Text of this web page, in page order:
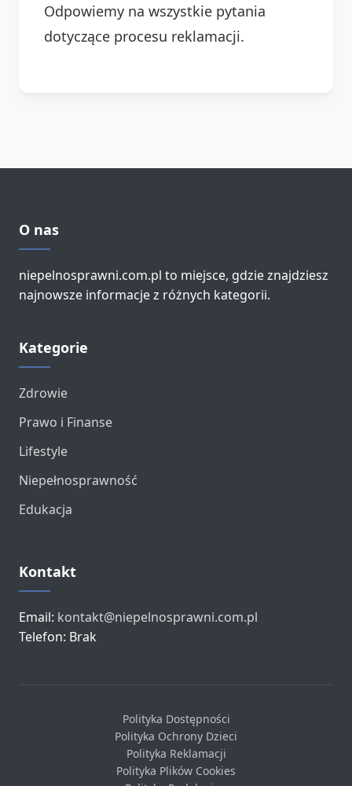
Odpowiemy na wszystkie pytania
dotyczące procesu reklamacji.
O nas
niepelnosprawni.com.pl to miejsce, gdzie znajdziesz
najnowsze informacje z różnych kategorii.
Kategorie
Zdrowie
Prawo i Finanse
Lifestyle
Niepełnosprawność
Edukacja
Kontakt
Email: kontakt@niepelnosprawni.com.pl
Telefon: Brak
Polityka Dostępności
Polityka Ochrony Dzieci
Polityka Reklamacji
Polityka Plików Cookies